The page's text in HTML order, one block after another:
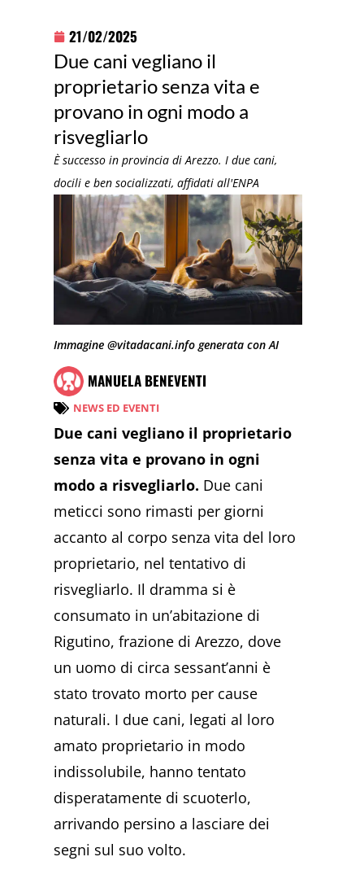
21/02/2025
Due cani vegliano il
proprietario senza vita e
provano in ogni modo a
risvegliarlo
È successo in provincia di Arezzo. I due cani,
docili e ben socializzati, affidati all'ENPA
Immagine @vitadacani.info generata con AI
MANUELA BENEVENTI
NEWS ED EVENTI
Due cani vegliano il proprietario
senza vita e provano in ogni
modo a risvegliarlo. Due cani
meticci sono rimasti per giorni
accanto al corpo senza vita del loro
proprietario, nel tentativo di
risvegliarlo. Il dramma si è
consumato in un’abitazione di
Rigutino, frazione di Arezzo, dove
un uomo di circa sessant’anni è
stato trovato morto per cause
naturali. I due cani, legati al loro
amato proprietario in modo
indissolubile, hanno tentato
disperatamente di scuoterlo,
arrivando persino a lasciare dei
segni sul suo volto.